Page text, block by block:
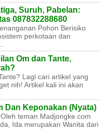
Suruh, Pabelan:
087832288680
Pohon Berisiko
perkotaan dan
Om dan Tante,
Lagi cari artikel yang
nih! Artikel kali ini akan
Dan Keponakan (Nyata)
teman Madjongke.com
Ida merupakan Wanita dari